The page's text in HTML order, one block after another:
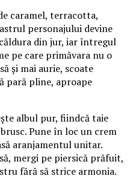
caramel, terracotta,
personajului devine
din jur, iar întregul
pe care primăvara nu o
și mai aurie, scoate
pară pline, aproape
albul pur, fiindcă taie
Pune în loc un crem
aranjamentul unitar.
mergi pe piersică prăfuit,
fără să strice armonia.